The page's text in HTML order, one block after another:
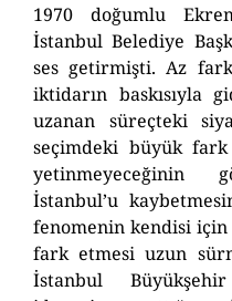
1970 doğumlu
İstanbul Belediye
ses getirmişti. Az
iktidarın baskısıyla
uzanan süreçteki
seçimdeki büyük fark
yetinmeyeceğinin
İstanbul’u
fenomenin kendisi
fark etmesi uzun
İstanbul